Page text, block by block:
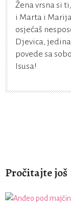
Žena vrsna si
i Marta i
osjećaš
Djevica,
povede sa
Isusa!
Pročitajte još